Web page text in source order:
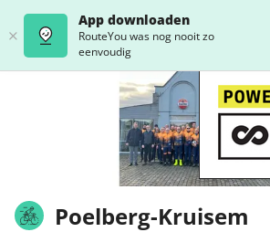
App downloaden
RouteYou was nog nooit zo
eenvoudig
Poelberg-Kruisem